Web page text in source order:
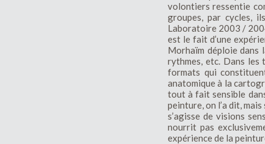
volontiers ressentie
groupes, par cycles,
Laboratoire 2003 /
est le fait d’une
Morhaïm déploie dans
rythmes, etc. Dans les
formats qui
anatomique à la
tout à fait sensible
peinture, on l’a dit,
s’agisse de visions
nourrit pas
expérience de la